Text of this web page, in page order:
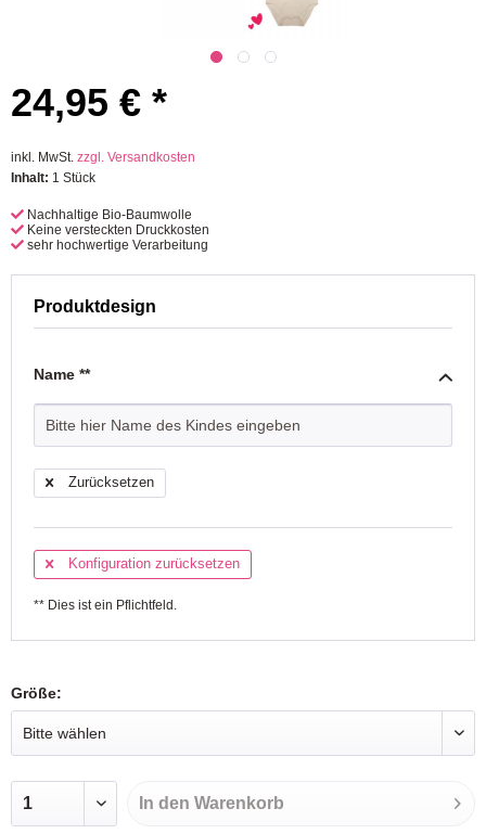
24,95 € *
inkl. MwSt. zzgl. Versandkosten
Inhalt: 1 Stück
Nachhaltige Bio-Baumwolle
Keine versteckten Druckkosten
sehr hochwertige Verarbeitung
Produktdesign
Name **
Zurücksetzen
Konfiguration zurücksetzen
** Dies ist ein Pflichtfeld.
Größe:
In den Warenkorb